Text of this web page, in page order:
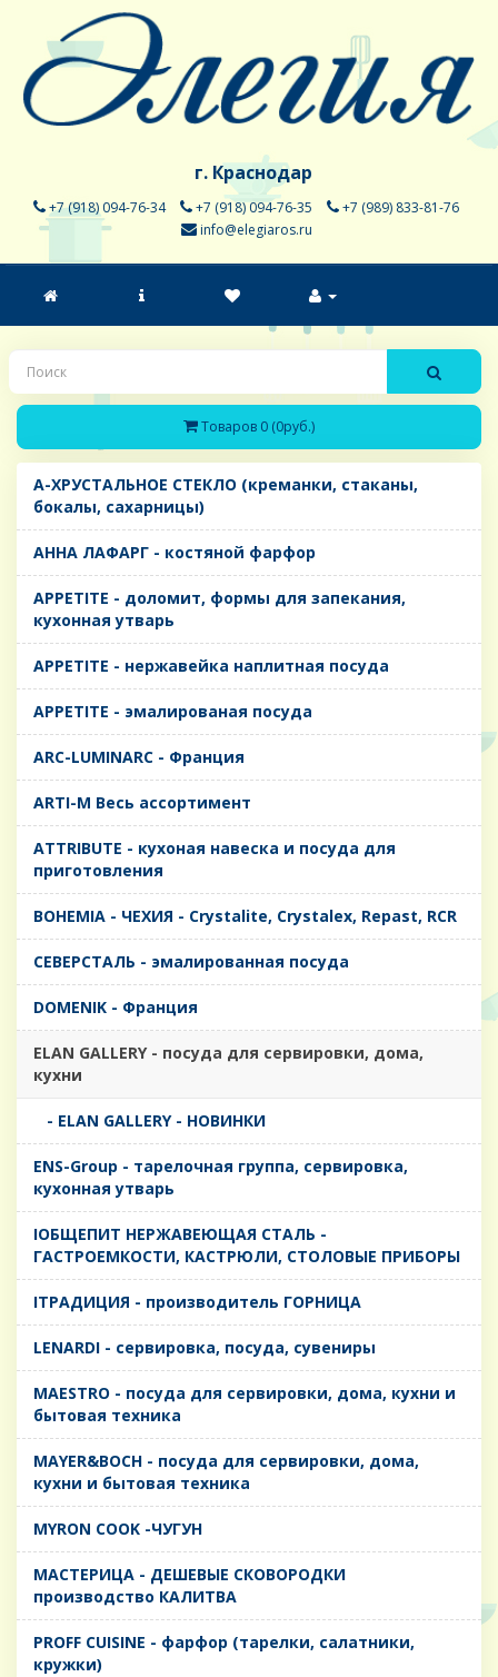
г. Краснодар
+7 (918) 094-76-34 +7 (918) 094-76-35
+7 (989) 833-81-76
info@elegiaros.ru
Товаров 0 (0руб.)
A-ХРУСТАЛЬНОЕ СТЕКЛО (креманки, стаканы,
бокалы, сахарницы)
AHHA ЛАФАРГ - костяной фарфор
APPETITE - доломит, формы для запекания,
кухонная утварь
APPETITE - нержавейка наплитная посуда
APPETITE - эмалированая посуда
ARC-LUMINARC - Франция
ARTI-M Весь ассортимент
ATTRIBUTE - кухоная навеска и посуда для
приготовления
BOHEMIA - ЧЕХИЯ - Crystalite, Crystalex, Repast, RCR
CЕВЕРСТАЛЬ - эмалированная посуда
DOMENIK - Франция
ELAN GALLERY - посуда для сервировки, дома,
кухни
- ELAN GALLERY - НОВИНКИ
ENS-Group - тарелочная группа, сервировка,
кухонная утварь
IОБЩЕПИТ НЕРЖАВЕЮЩАЯ СТАЛЬ -
ГАСТРОЕМКОСТИ, КАСТРЮЛИ, СТОЛОВЫЕ ПРИБОРЫ
IТРАДИЦИЯ - производитель ГОРНИЦА
LENARDI - сервировка, посуда, сувениры
MAESTRO - посуда для сервировки, дома, кухни и
бытовая техника
MAYER&BOCH - посуда для сервировки, дома,
кухни и бытовая техника
MYRON COOK -ЧУГУН
MАСТЕРИЦА - ДЕШЕВЫЕ СКОВОРОДКИ
производство КАЛИТВА
PROFF CUISINE - фарфор (тарелки, салатники,
кружки)